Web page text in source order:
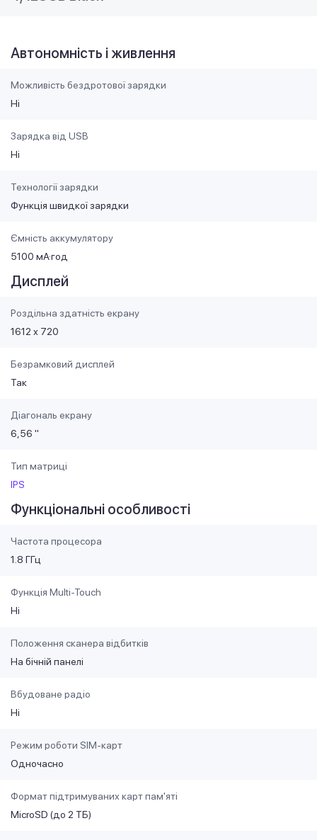
Автономність і живлення
Можливість бездротової зарядки
Ні
Зарядка від USB
Ні
Технології зарядки
Функція швидкої зарядки
Ємність аккумулятору
5100 мА·год
Дисплей
Роздільна здатність екрану
1612 х 720
Безрамковий дисплей
Так
Діагональ екрану
6,56 "
Тип матриці
IPS
Функціональні особливості
Частота процесора
1.8 ГГц
Функція Multi-Touch
Ні
Положення сканера відбитків
На бічній панелі
Вбудоване радіо
Ні
Режим роботи SIM-карт
Одночасно
Формат підтримуваних карт пам'яті
MicroSD (до 2 ТБ)